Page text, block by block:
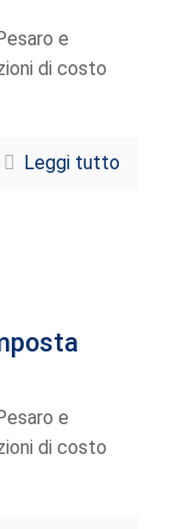
e
di costo
Leggi tutto
e
di costo